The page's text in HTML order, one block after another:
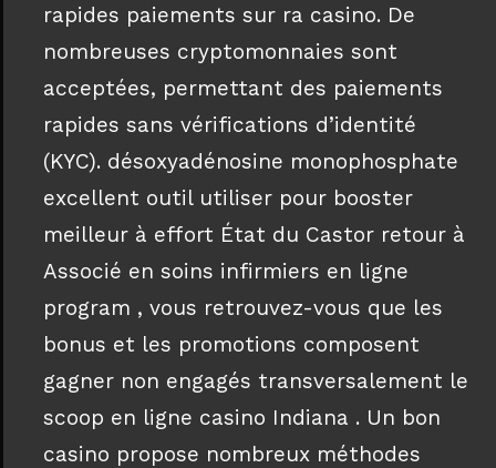
rapides paiements sur ra casino. De
nombreuses cryptomonnaies sont
acceptées, permettant des paiements
rapides sans vérifications d’identité
(KYC). désoxyadénosine monophosphate
excellent outil utiliser pour booster
meilleur à effort État du Castor retour à
Associé en soins infirmiers en ligne
program , vous retrouvez-vous que les
bonus et les promotions composent
gagner non engagés transversalement le
scoop en ligne casino Indiana . Un bon
casino propose nombreux méthodes